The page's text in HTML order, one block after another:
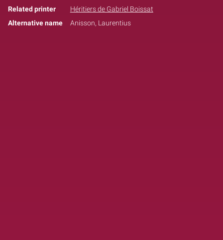
Related printer
Héritiers de Gabriel Boissat
Alternative name
Anisson, Laurentius